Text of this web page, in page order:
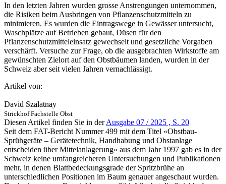
In den letzten Jahren wurden grosse Anstrengungen unternommen,
die Risiken beim Ausbringen von Pflanzenschutzmitteln zu
minimieren. Es wurden die Eintragswege in Gewässer untersucht,
Waschplätze auf Betrieben gebaut, Düsen für den
Pflanzenschutzmitteleinsatz gewechselt und gesetzliche Vorgaben
verschärft. Versuche zur Frage, ob die ausgebrachten Wirkstoffe am
gewünschten Zielort auf den Obstbäumen landen, wurden in der
Schweiz aber seit vielen Jahren vernachlässigt.
Artikel von:
David Szalatnay
Strickhof Fachstelle Obst
Diesen Artikel finden Sie in derAusgabe 07 / 2025 , S. 20
Seit dem FAT-Bericht Nummer 499 mit dem Titel «Obstbau-
Sprühgeräte – Gerätetechnik, Handhabung und Obstanlage
entscheiden über Mittelanlagerung» aus dem Jahr 1997 gab es in der
Schweiz keine umfangreicheren Untersuchungen und Publikationen
mehr, in denen Blattbedeckungsgrade der Spritzbrühe an
unterschiedlichen Positionen im Baum genauer angeschaut wurden.